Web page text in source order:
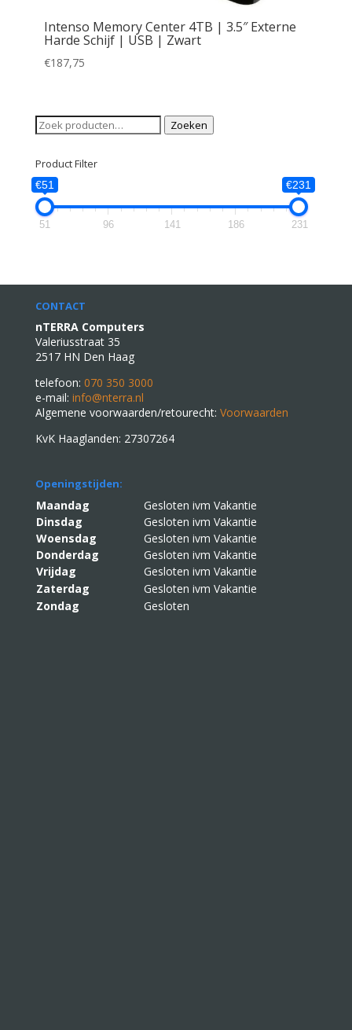
Intenso Memory Center 4TB | 3.5″ Externe
Harde Schijf | USB | Zwart
€187,75
Zoeken
naar:
Zoeken
Product Filter
€51 €231
51 96 141 186 231
CONTACT
nTERRA Computers
Valeriusstraat 35
2517 HN Den Haag
telefoon: 070 350 3000
e-mail: info@nterra.nl
Algemene voorwaarden/retourecht: Voorwaarden
KvK Haaglanden: 27307264
Openingstijden:
Maandag
Gesloten ivm Vakantie
Dinsdag
Gesloten ivm Vakantie
Woensdag
Gesloten ivm Vakantie
Donderdag
Gesloten ivm Vakantie
Vrijdag
Gesloten ivm Vakantie
Zaterdag
Gesloten ivm Vakantie
Zondag
Gesloten